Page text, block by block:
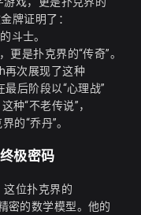
牌证明了：
斗士。
更是扑克界的“传奇”。
再次展现了这种
后阶段以“心理战”
种“不老传说”，
的“乔丹”。
极密码
位扑克界的
密的数学模型。他的